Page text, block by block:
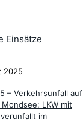
Einsätze
2025
– Verkehrsunfall auf
LKW mit
im